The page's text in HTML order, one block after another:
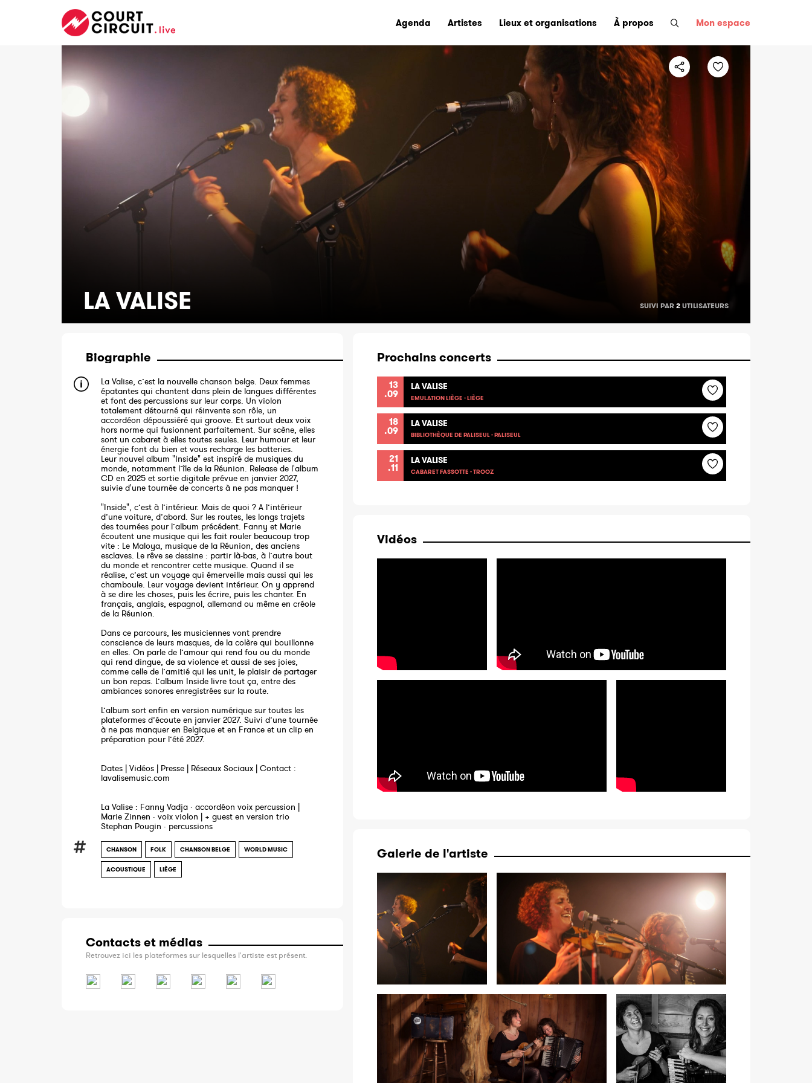
Agenda Artistes Lieux et organisations À propos Mon espace
LA VALISE SUIVI PAR 2 UTILISATEURS
Biographie
La Valise, c’est la nouvelle chanson belge. Deux femmes
épatantes qui chantent dans plein de langues différentes
et font des percussions sur leur corps. Un violon
totalement détourné qui réinvente son rôle, un
accordéon dépoussiéré qui groove. Et surtout deux voix
hors norme qui fusionnent parfaitement. Sur scène, elles
sont un cabaret à elles toutes seules. Leur humour et leur
énergie font du bien et vous recharge les batteries.
Leur nouvel album "Inside" est inspiré de musiques du
monde, notamment l’île de la Réunion. Release de l'album
CD en 2025 et sortie digitale prévue en janvier 2027,
suivie d'une tournée de concerts à ne pas manquer !
"Inside", c’est à l’intérieur. Mais de quoi ? A l’intérieur
d’une voiture, d’abord. Sur les routes, les longs trajets
des tournées pour l’album précédent. Fanny et Marie
écoutent une musique qui les fait rouler beaucoup trop
vite : Le Maloya, musique de la Réunion, des anciens
esclaves. Le rêve se dessine : partir là-bas, à l’autre bout
du monde et rencontrer cette musique. Quand il se
réalise, c’est un voyage qui émerveille mais aussi qui les
chamboule. Leur voyage devient intérieur. On y apprend
à se dire les choses, puis les écrire, puis les chanter. En
français, anglais, espagnol, allemand ou même en créole
de la Réunion.
Dans ce parcours, les musiciennes vont prendre
conscience de leurs masques, de la colère qui bouillonne
en elles. On parle de l’amour qui rend fou ou du monde
qui rend dingue, de sa violence et aussi de ses joies,
comme celle de l’amitié qui les unit, le plaisir de partager
un bon repas. L’album Inside livre tout ça, entre des
ambiances sonores enregistrées sur la route.
L’album sort enfin en version numérique sur toutes les
plateformes d’écoute en janvier 2027. Suivi d’une tournée
à ne pas manquer en Belgique et en France et un clip en
préparation pour l’été 2027.
Dates | Vidéos | Presse | Réseaux Sociaux | Contact :
lavalisemusic.com
La Valise : Fanny Vadja · accordéon voix percussion |
Marie Zinnen · voix violon | + guest en version trio
Stephan Pougin · percussions
CHANSON FOLK CHANSON BELGE WORLD MUSIC
ACOUSTIQUE LIÈGE
Contacts et médias
Retrouvez ici les plateformes sur lesquelles l'artiste est présent.
Prochains concerts
13
.09
LA VALISE
EMULATION LIÈGE - LIÈGE
18
.09
LA VALISE
BIBLIOTHÈQUE DE PALISEUL - PALISEUL
21
.11
LA VALISE
CABARET FASSOTTE - TROOZ
Vidéos
Galerie de l'artiste